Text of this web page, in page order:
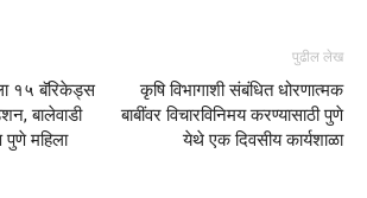
१५ बॅरिकेड्स
बालेवाडी
महिला
पुढील लेख
कृषि विभागाशी संबंधित धोरणात्मक
बाबींवर विचारविनिमय करण्यासाठी पुणे
येथे एक दिवसीय कार्यशाळा